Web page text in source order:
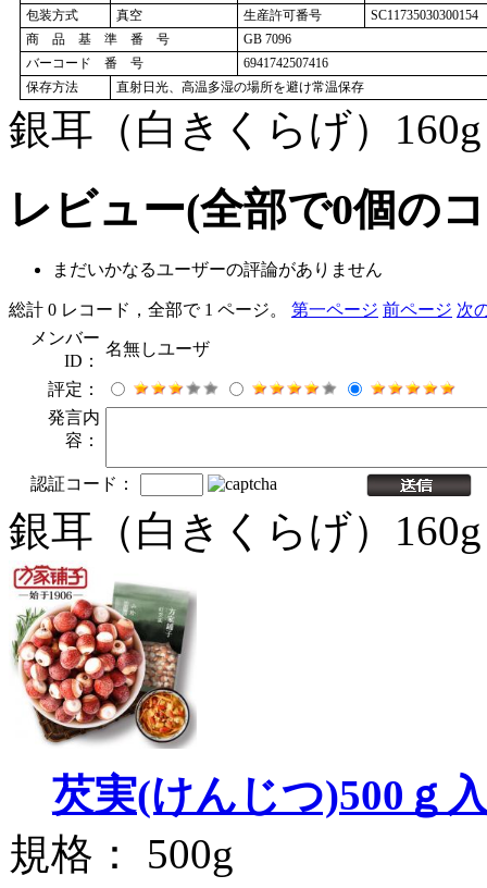
包装方式 真空 生産許可番号
SC11735030300154
商 品 基 準 番 号
GB 7096
バーコード 番 号
6941742507416
保存方法
直射日光、高温多湿の場所を避け常温保存
銀耳（白きくらげ）
レビュー(全部で0個の
まだいかなるユーザーの評論がありません
総計 0 レコード，全部で 1 ページ。 第一ページ 前ページ 次
メンバー
ID：
名無しユーザ
評定：
発言内
容：
認証コード：
銀耳（白きくらげ）
芡実(けんじつ)500ｇ
規格： 500g